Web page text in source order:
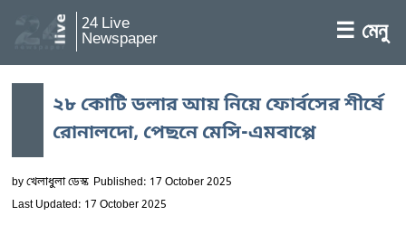
24 Live
Newspaper ☰ মেনু
২৮ কোটি ডলার আয় নিয়ে ফোর্বসের শীর্ষে
রোনালদো, পেছনে মেসি-এমবাপ্পে
byখেলাধুলা ডেস্ক Published: 17 October 2025
Last Updated: 17 October 2025